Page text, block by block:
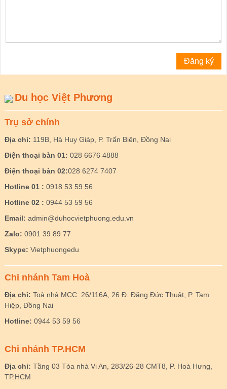
Du học Việt Phương
Trụ sở chính
Địa chỉ: 119B, Hà Huy Giáp, P. Trấn Biên, Đồng Nai
Điện thoại bàn 01: 028 6676 4888
Điện thoại bàn 02:028 6274 7407
Hotline 01 : 0918 53 59 56
Hotline 02 : 0944 53 59 56
Email: admin@duhocvietphuong.edu.vn
Zalo: 0901 39 89 77
Skype: Vietphuongedu
Chi nhánh Tam Hoà
Địa chỉ: Toà nhà MCC: 26/116A, 26 Đ. Đặng Đức Thuật, P. Tam
Hiệp, Đồng Nai
Hotline: 0944 53 59 56
Chi nhánh TP.HCM
Địa chỉ: Tầng 03 Tòa nhà Vi An, 283/26-28 CMT8, P. Hoà Hưng,
TP.HCM